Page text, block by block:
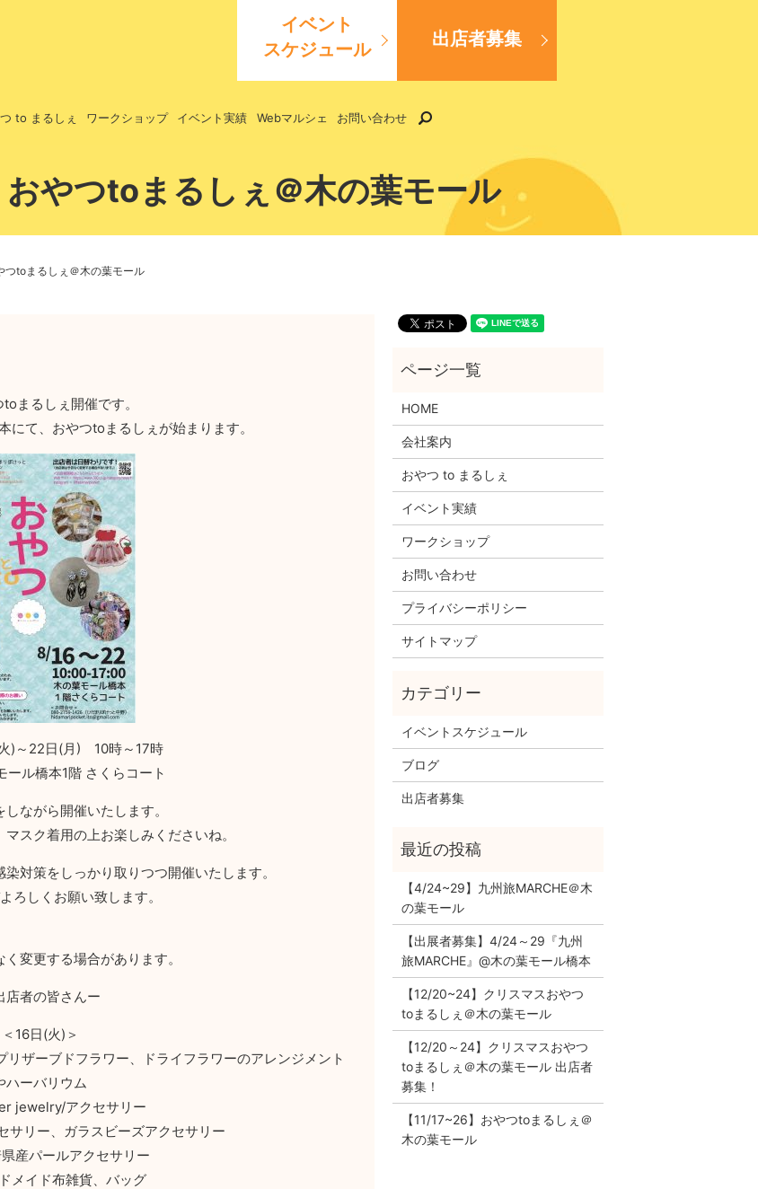
イベント
スケジュール
出店者募集
to まるしぇ ワークショップ イベント実績 Webマルシェ お問い合わせ
おやつtoまるしぇ＠木の葉モール
つtoまるしぇ＠木の葉モール
まるしぇ開催です。
にて、おやつtoまるしぇが始まります。
)～22日(月) 10時～17時
ール橋本1階 さくらコート
ながら開催いたします。
スク着用の上お楽しみくださいね。
対策をしっかり取りつつ開催いたします。
ろしくお願い致します。
変更する場合があります。
店者の皆さんー
＜16日(火)＞
ザーブドフラワー、ドライフラワーのアレンジメント
ハーバリウム
jewelry/アクセサリー
サリー、ガラスビーズアクセサリー
産パールアクセサリー
メイド布雑貨、バッグ
HOME
会社案内
おやつ to まるしぇ
イベント実績
ワークショップ
お問い合わせ
プライバシーポリシー
サイトマップ
イベントスケジュール
ブログ
出店者募集
【4/24~29】九州旅MARCHE＠木
の葉モール
【出展者募集】4/24～29『九州
旅MARCHE』@木の葉モール橋本
【12/20~24】クリスマスおやつ
toまるしぇ＠木の葉モール
【12/20～24】クリスマスおやつ
toまるしぇ＠木の葉モール 出店者
募集！
【11/17~26】おやつtoまるしぇ＠
木の葉モール